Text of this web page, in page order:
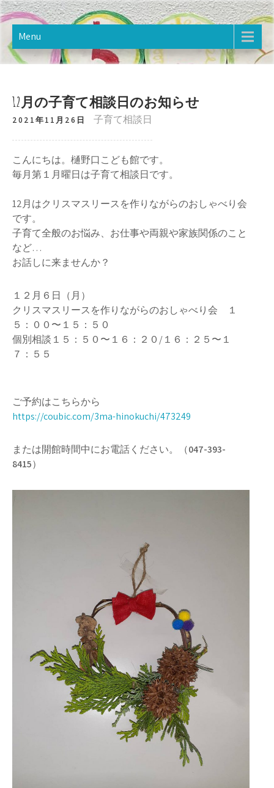
Skip
to
content樋野口こども館
2020年12月オープン。樋野口こども館のホームページです。
Menu
12月の子育て相談日のお知らせ
2021年11月26日 子育て相談日
こんにちは。樋野口こども館です。
毎月第１月曜日は子育て相談日です。
12月はクリスマスリースを作りながらのおしゃべり会
です。
子育て全般のお悩み、お仕事や両親や家族関係のこと
など…
お話しに来ませんか？
１２月６日（月）
クリスマスリースを作りながらのおしゃべり会 １
５：００〜１５：５０
個別相談１５：５０〜１６：２０/１６：２５〜１
７：５５
ご予約はこちらから
https://coubic.com/3ma-hinokuchi/473249
または開館時間中にお電話ください。（047-393-
8415）